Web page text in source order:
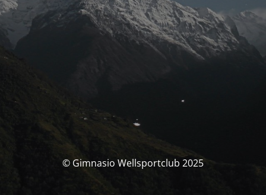
© Gimnasio Wellsportclub 2025